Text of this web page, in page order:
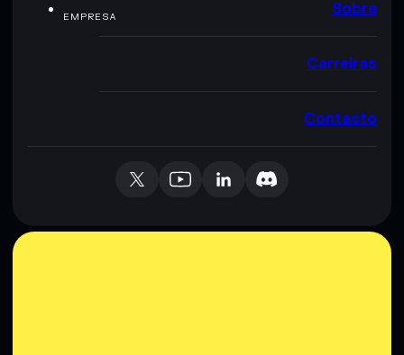
EMPRESA Sobre
Carreiras
Contacto